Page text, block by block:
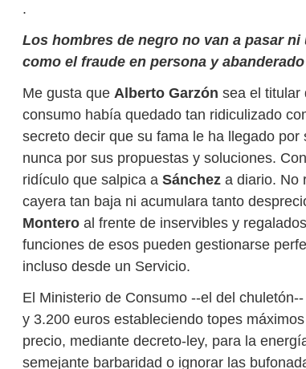
.
Los hombres de negro no van a pasar
como el fraude en persona y
Me gusta que Alberto Garzón sea el titular
consumo había quedado tan ridiculizado
secreto decir que su fama le ha llegado
nunca por sus propuestas y soluciones.
ridículo que salpica a Sánchez a diario. No
cayera tan baja ni acumulara tanto
Montero al frente de inservibles y
funciones de esos pueden gestionarse
incluso desde un Servicio.
El Ministerio de Consumo --el del
y 3.200 euros estableciendo topes
precio, mediante decreto-ley, para la
semejante barbaridad o ignorar las